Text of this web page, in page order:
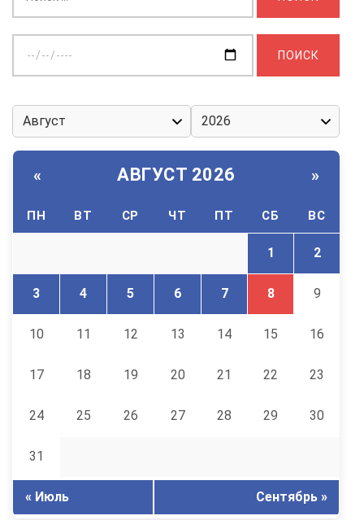
дату:
« АВГУСТ 2026 »
ПН ВТ СР ЧТ ПТ СБ ВС
1 2
3 4 5 6 7 8 9
10 11 12 13 14 15 16
17 18 19 20 21 22 23
24 25 26 27 28 29 30
31
« Июль Сентябрь »